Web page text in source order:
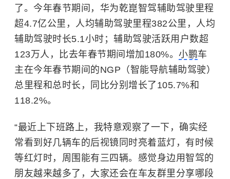
了。今年春节期间，华为乾崑智驾辅助驾驶里程
超4.7亿公里，人均辅助驾驶里程382公里，人均
辅助驾驶时长5.1小时；辅助驾驶活跃用户数超
123万人，比去年春节期间增加180%。 小鹏车
主在今年春节期间的NGP（智能导航辅助驾驶）
总里程和总时长，同比分别增长了105.7%和
118.2%。
“最近上下班路上，我特意观察了一下，确实经
常看到好几辆车的后视镜同时亮着蓝灯，有时候
等红灯时，周围能有三四辆。感觉身边用智驾的
朋友越来越多了，大家还会在车友群里分享哪段